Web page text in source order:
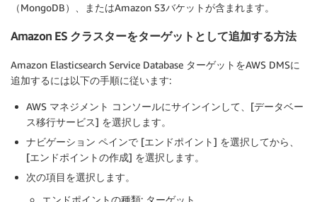
（MongoDB）、またはAmazon S3バケットが含まれます。
Amazon ES クラスターをターゲットとして追加する方法
Amazon Elasticsearch Service Database ターゲットをAWS DMSに
追加するには以下の手順に従います:
AWS マネジメント コンソールにサインインして、[データベー
ス移行サービス] を選択します。
ナビゲーション ペインで [エンドポイント] を選択してから、
[エンドポイントの作成] を選択します。
次の項目を選択します。
エンドポイントの種類: ターゲット